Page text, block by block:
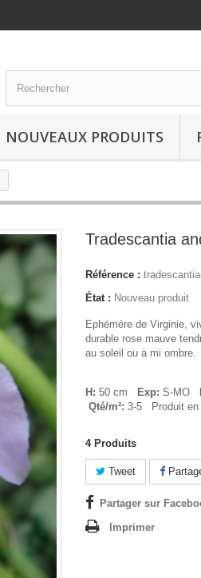
NOUVEAUX PRODUITS
Tradescantia
Référence :
État : Nouveau produit
Ephémère de Virginie,
durable rose mauve
au soleil ou à mi ombre.
H: 50 cm Exp: S-MO
Qté/m²: 3-5 Produit en
4 Produits
Tweet
Partager sur
Imprimer